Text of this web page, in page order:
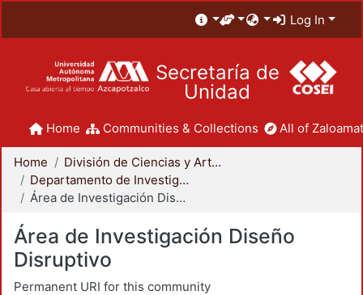
Log In
Secretaría de
Unidad
Home Communities & Collections All of
Home
División de Ciencias y Artes para el Diseño
Departamento de Investigación y Conocimiento para el Diseño
Área de Investigación Diseño Disruptivo
Área de Investigación Diseño
Disruptivo
Permanent URI for this community